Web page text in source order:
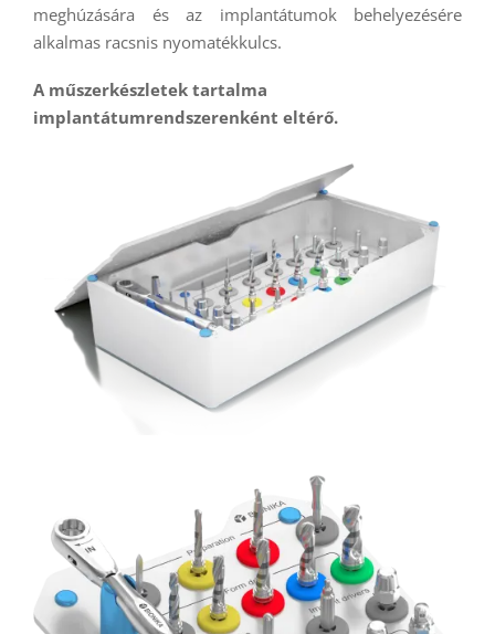
meghúzására és az implantátumok behelyezésére
alkalmas racsnis nyomatékkulcs.
A műszerkészletek tartalma
implantátumrendszerenként eltérő.